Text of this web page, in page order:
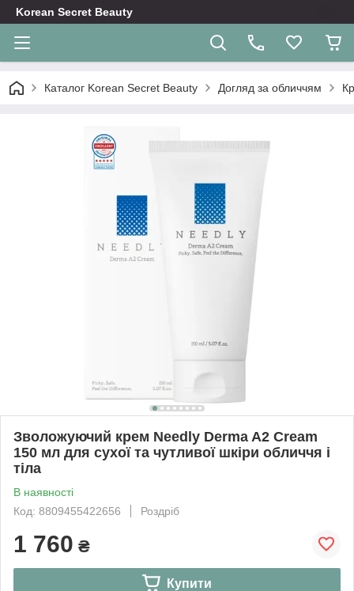
Korean Secret Beauty
Каталог Korean Secret Beauty Догляд за обличчям
Зволожуючий крем Needly Derma A2 Cream
150 мл для сухої та чутливої шкіри обличчя і
тіла
В наявності
Код: 8809455422656
Роздріб
1 760 ₴
Купити